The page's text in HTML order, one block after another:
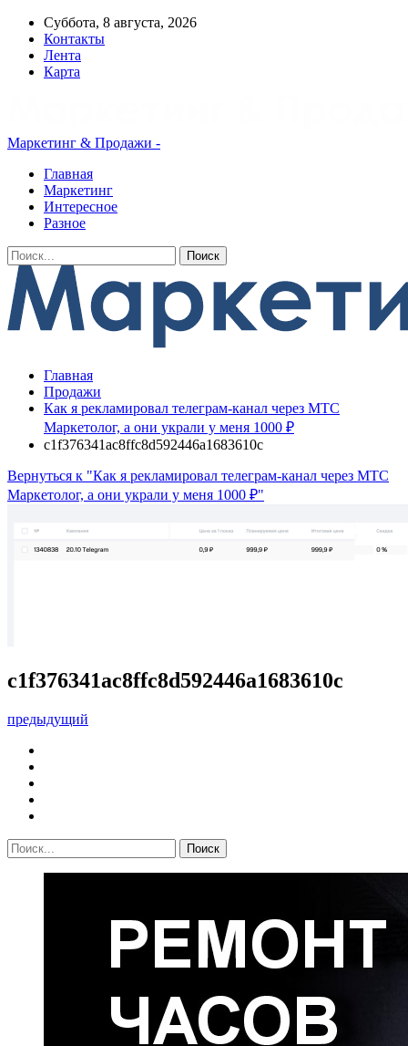
Суббота, 8 августа, 2026
Контакты
Лента
Карта
Маркетинг & Продажи -
Главная
Маркетинг
Интересное
Разное
Главная
Продажи
Как я рекламировал телеграм-канал через МТС
Маркетолог, а они украли у меня 1000 ₽
c1f376341ac8ffc8d592446a1683610c
Вернуться к "Как я рекламировал телеграм-канал через МТС
Маркетолог, а они украли у меня 1000 ₽"
c1f376341ac8ffc8d592446a1683610c
предыдущий